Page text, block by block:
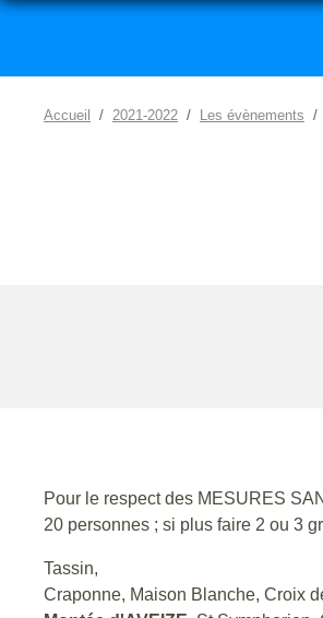
Accueil 2021-2022 Les évènements
Pour le respect des MESURES
20 personnes ; si plus faire 2 ou 3
Tassin,
Craponne, Maison Blanche, Croix